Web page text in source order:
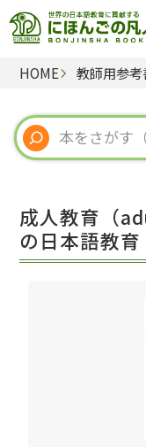
HOME 教師用参考
成人教育（
の日本語教育